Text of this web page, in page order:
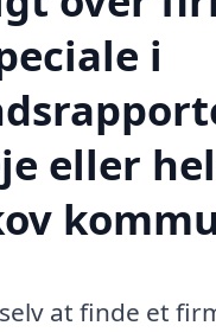
i
eller
at finde et